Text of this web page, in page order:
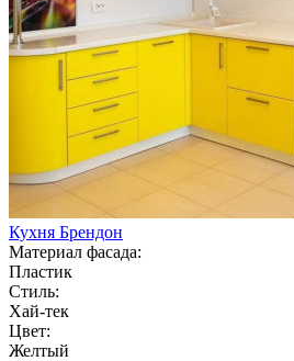
Кухня Брендон
Материал фасада:
Пластик
Стиль:
Хай-тек
Цвет:
Желтый